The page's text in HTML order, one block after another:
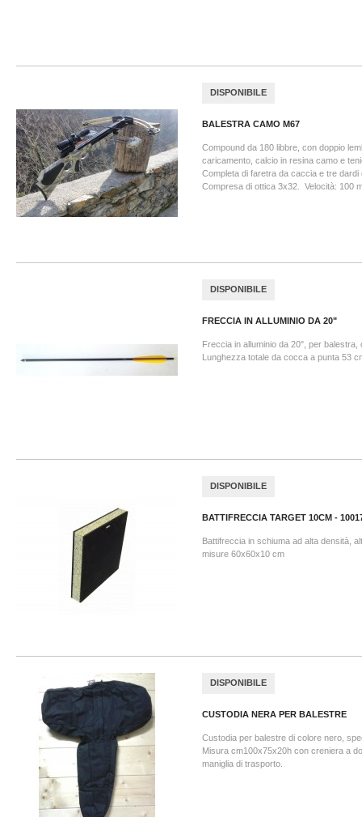
DISPONIBILE
BALESTRA CAMO M67
Compound da 180 libbre, con doppio
caricamento, calcio in resina camo e
Completa di faretra da caccia e tre dardi
Compresa di ottica 3x32. Velocità: 100
DISPONIBILE
FRECCIA IN ALLUMINIO DA 20"
Freccia in alluminio da 20", per balestra,
Lunghezza totale da cocca a punta 53
DISPONIBILE
BATTIFRECCIA TARGET 10CM -
Battifreccia in schiuma ad alta densità,
misure 60x60x10 cm
DISPONIBILE
CUSTODIA NERA PER BALESTRE
Custodia per balestre di colore nero,
Misura cm100x75x20h con creniera a
maniglia di trasporto.